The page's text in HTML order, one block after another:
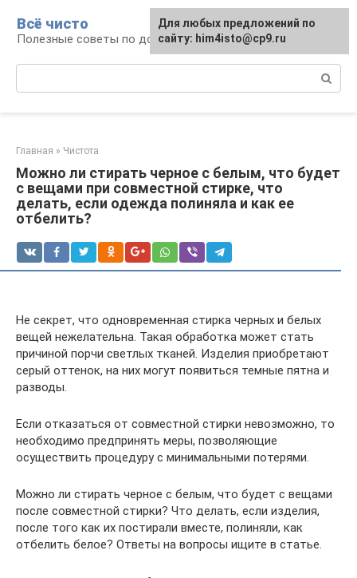
контенту
Всё чисто
Полезные советы по домоводству
Главная » Чистота
Можно ли стирать черное с белым, что будет
с вещами при совместной стирке, что
делать, если одежда полиняла и как ее
отбелить?
Не секрет, что одновременная стирка черных и белых
вещей нежелательна. Такая обработка может стать
причиной порчи светлых тканей. Изделия приобретают
серый оттенок, на них могут появиться темные пятна и
разводы.
Если отказаться от совместной стирки невозможно, то
необходимо предпринять меры, позволяющие
осуществить процедуру с минимальными потерями.
Можно ли стирать черное с белым, что будет с вещами
после совместной стирки? Что делать, если изделия,
после того как их постирали вместе, полиняли, как
отбелить белое? Ответы на вопросы ищите в статье.
Для любых предложений по
сайту: him4isto@cp9.ru